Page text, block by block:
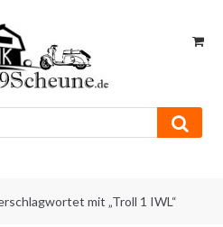
mit „Troll 1 IWL“